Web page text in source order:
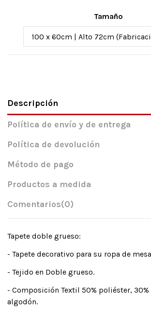
Tamaño
Descripción
Política de envío y de entrega
Política de devolución
Método de pago
Productos a medida
Comentarios(0)
Tapete doble grueso:
- Tapete decorativo para su ropa de
- Tejido en Doble grueso.
- Composición Textil 50% poliéster,
algodón.